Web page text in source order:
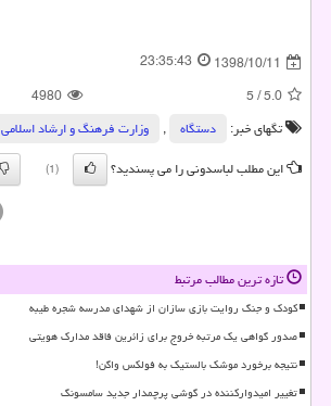
1398/10/11
23:35:43
5.0
/
5
4980
تگهای خبر:
دستگاه ,
وزارت فرهنگ و ارشاد اسلامی
این مطلب لباسدونی را می پسندید؟
(1)
تازه ترین مطالب مرتبط
کودک و جنگ روایت بازی سازان از شهدای مدرسه شجره طیبه
صدور گواهی یک مرتبه خروج برای زائرین فاقد مدارک هویتی
نتیجه برخورد موشک بالستیک به فولکس واگن!
تغییر امیدوارکننده در گوشی پرچمدار جدید سامسونگ